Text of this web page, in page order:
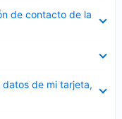
de contacto de la
de mi tarjeta,